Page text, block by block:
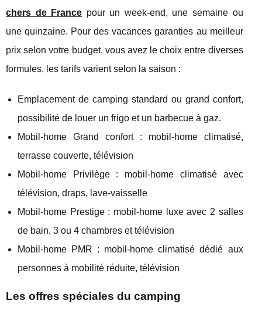
chers de France pour un week-end, une semaine ou
une quinzaine. Pour des vacances garanties au meilleur
prix selon votre budget, vous avez le choix entre diverses
formules, les tarifs varient selon la saison :
Emplacement de camping standard ou grand confort,
possibilité de louer un frigo et un barbecue à gaz.
Mobil-home Grand confort : mobil-home climatisé,
terrasse couverte, télévision
Mobil-home Privilège : mobil-home climatisé avec
télévision, draps, lave-vaisselle
Mobil-home Prestige : mobil-home luxe avec 2 salles
de bain, 3 ou 4 chambres et télévision
Mobil-home PMR : mobil-home climatisé dédié aux
personnes à mobilité réduite, télévision
Les offres spéciales du camping